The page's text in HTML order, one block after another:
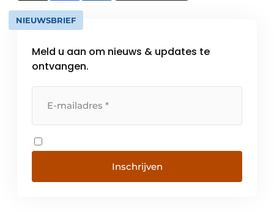
NIEUWSBRIEF
Meld u aan om nieuws & updates te
ontvangen.
Inschrijven